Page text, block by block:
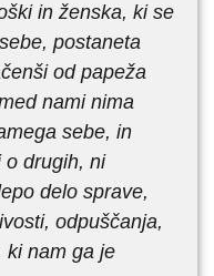
in ženska, ki se
postaneta
od papeža
nami nima
sebe, in
o drugih, ni
delo sprave,
odpuščanja,
ki nam ga je